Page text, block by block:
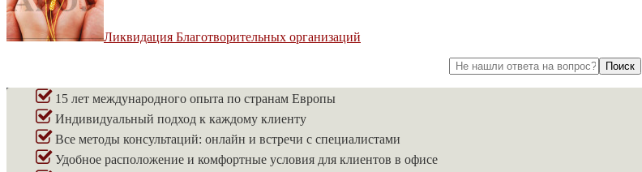
Ликвидация Благотворительных организаций
15 лет международного опыта по странам Европы
Индивидуальный подход к каждому клиенту
Все методы консультаций: онлайн и встречи с специалистами
Удобное расположение и комфортные условия для клиентов в офисе